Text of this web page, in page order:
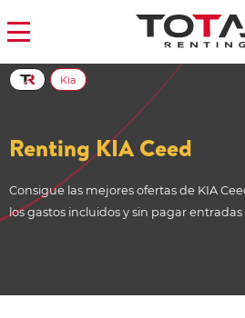
Renting KIA Ceed
Consigue las mejores ofertas de KIA
los gastos incluidos y sin pagar entradas
Kia